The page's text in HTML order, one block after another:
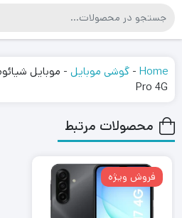
Home
- گوشی موبایل -
Pro 4G
محصولات مرتبط
فروش ویژه